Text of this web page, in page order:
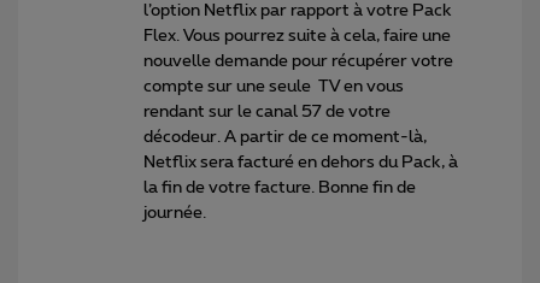
l’option Netflix par rapport à votre Pack
Flex. Vous pourrez suite à cela, faire une
nouvelle demande pour récupérer votre
compte sur une seule TV en vous
rendant sur le canal 57 de votre
décodeur. A partir de ce moment-là,
Netflix sera facturé en dehors du Pack, à
la fin de votre facture. Bonne fin de
journée.